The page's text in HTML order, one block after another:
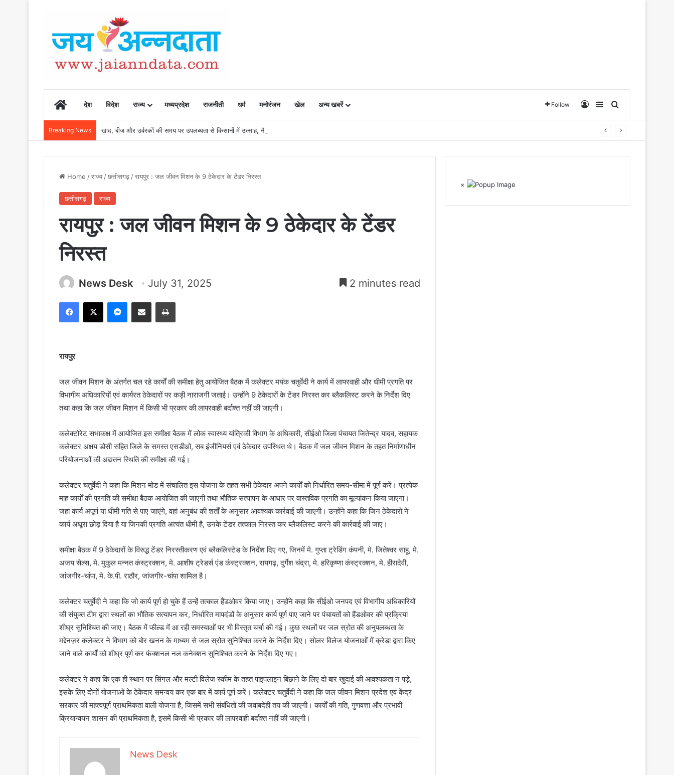
Homeदेश विदेश राज्य मध्यप्रदेश राजनीती धर्म मनोरंजन खेल अन्य खबरें Follow Log InSidebarSearch for
Breaking News खाद, बीज और उर्वरकों की समय पर उपलब्धता से किसानों में उत्साह, नैनो डीएपी और नैनो यूरिया बने किसानों के भरोसेमंद कृषि साथी…..
Home /राज्य/छत्तीसगढ़/रायपुऱ : जल जीवन मिशन के 9 ठेकेदार के टेंडर निरस्त
छत्तीसगढ़ राज्य
रायपुऱ : जल जीवन मिशन के 9 ठेकेदार के टेंडर
निरस्त
News Desk July 31, 2025 2 minutes read
Facebook
X Messenger
Share via Email Print
रायपुऱ
जल जीवन मिशन के अंतर्गत चल रहे कार्यों की समीक्षा हेतु आयोजित बैठक में कलेक्टर मयंक चतुर्वेदी ने कार्य में लापरवाही और धीमी प्रगति पर
विभागीय अधिकारियों एवं कार्यरत ठेकेदारों पर कड़ी नाराजगी जताई। उन्होंने 9 ठेकेदारों के टेंडर निरस्त कर ब्लैकलिस्ट करने के निर्देश दिए
तथा कहा कि जल जीवन मिशन में किसी भी प्रकार की लापरवाही बर्दाश्त नहीं की जाएगी।
कलेक्टोरेट सभाकक्ष में आयोजित इस समीक्षा बैठक में लोक स्वास्थ्य यांत्रिकी विभाग के अधिकारी, सीईओ जिला पंचायत जितेन्द्र यादव, सहायक
कलेक्टर अक्षय डोसी सहित जिले के समस्त एसडीओ, सब इंजीनियर्स एवं ठेकेदार उपस्थित थे। बैठक में जल जीवन मिशन के तहत निर्माणाधीन
परियोजनाओं की अद्यतन स्थिति की समीक्षा की गई।
कलेक्टर चतुर्वेदी ने कहा कि मिशन मोड में संचालित इस योजना के तहत सभी ठेकेदार अपने कार्यों को निर्धारित समय-सीमा में पूर्ण करें। प्रत्येक
माह कार्यों की प्रगति की समीक्षा बैठक आयोजित की जाएगी तथा भौतिक सत्यापन के आधार पर वास्तविक प्रगति का मूल्यांकन किया जाएगा।
जहां कार्य अपूर्ण या धीमी गति से पाए जाएंगे, वहां अनुबंध की शर्तों के अनुसार आवश्यक कार्रवाई की जाएगी। उन्होंने कहा कि जिन ठेकेदारों ने
कार्य अधूरा छोड़ दिया है या जिनकी प्रगति अत्यंत धीमी है, उनके टेंडर तत्काल निरस्त कर ब्लैकलिस्ट करने की कार्रवाई की जाए।
समीक्षा बैठक में 9 ठेकेदारों के विरुद्ध टेंडर निरस्तीकरण एवं ब्लैकलिस्टेड के निर्देश दिए गए, जिनमें मे. गुप्ता ट्रेडिंग कंपनी, मे. जितेश्वर साहू, मे.
अजय सेल्स, मे. मुकुल मन्नत कंस्ट्रक्शन, मे. आशीष ट्रेडर्स एंड कंस्ट्रक्शन, रायगढ़, दुर्गेश चंद्रा, मे. हरिकृष्णा कंस्ट्रक्शन, मे. हीरादेवी,
जांजगीर-चांपा, मे. के.पी. राठौर, जांजगीर-चांपा शामिल है।
कलेक्टर चतुर्वेदी ने कहा कि जो कार्य पूर्ण हो चुके हैं उन्हें तत्काल हैंडओवर किया जाए। उन्होंने कहा कि सीईओ जनपद एवं विभागीय अधिकारियों
की संयुक्त टीम द्वारा स्थलों का भौतिक सत्यापन कर, निर्धारित मापदंडों के अनुसार कार्य पूर्ण पाए जाने पर पंचायतों को हैंडओवर की प्रक्रिया
शीघ्र सुनिश्चित की जाए। बैठक में फील्ड में आ रही समस्याओं पर भी विस्तृत चर्चा की गई। कुछ स्थलों पर जल स्रोत की अनुपलब्धता के
मद्देनज़र कलेक्टर ने विभाग को बोर खनन के माध्यम से जल स्रोत सुनिश्चित करने के निर्देश दिए। सोलर विलेज योजनाओं में क्रेडा द्वारा किए
जाने वाले कार्यों को शीघ्र पूर्ण कर फंक्शनल नल कनेक्शन सुनिश्चित करने के निर्देश दिए गए।
कलेक्टर ने कहा कि एक ही स्थान पर सिंगल और मल्टी विलेज स्कीम के तहत पाइपलाइन बिछाने के लिए दो बार खुदाई की आवश्यकता न पड़े,
इसके लिए दोनों योजनाओं के ठेकेदार समन्वय कर एक बार में कार्य पूर्ण करें। कलेक्टर चतुर्वेदी ने कहा कि जल जीवन मिशन प्रदेश एवं केंद्र
सरकार की महत्वपूर्ण प्राथमिकता वाली योजना है, जिसमें सभी संबंधितों की जवाबदेही तय की जाएगी। कार्यों की गति, गुणवत्ता और प्रभावी
क्रियान्वयन शासन की प्राथमिकता है, इसमें किसी भी प्रकार की लापरवाही बर्दाश्त नहीं की जाएगी।
News Desk
×